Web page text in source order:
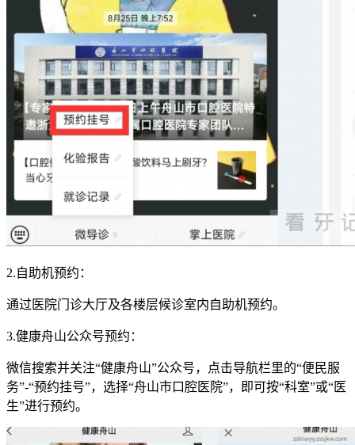
2.自助机预约：
通过医院门诊大厅及各楼层候诊室内自助机预约。
3.健康舟山公众号预约：
微信搜索并关注“健康舟山”公众号，点击导航栏里的“便民服
务”-“预约挂号”，选择“舟山市口腔医院”，即可按“科室”或“医
生”进行预约。